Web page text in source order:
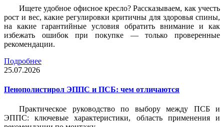
Ищете удобное офисное кресло? Рассказываем, как учесть
рост и вес, какие регулировки критичны для здоровья спины,
на какие гарантийные условия обратить внимание и как
избежать ошибок при покупке — только проверенные
рекомендации.
Подробнее
25.07.2026
Пенополистирол ЭППС и ПСБ: чем отличаются
Практическое руководство по выбору между ПСБ и
ЭППС: ключевые характеристики, область применения и